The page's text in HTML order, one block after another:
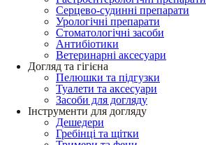
Серцево-судинні препарати
Урологічні препарати
Стоматологічні засоби
Антибіотики
Ветеринарні аксесуари
Догляд та гігієна
Пелюшки та підгузки
Туалети та аксесуари
Засоби для догляду
Інструменти для догляду
Дешедери
Гребінці та щітки